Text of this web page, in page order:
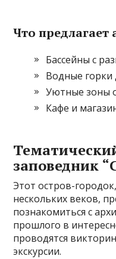
Что предлагает
Бассейны с
Водные горки
Уютные зоны
Кафе и
заповедник
Этот остров-
нескольких веков,
познакомиться с
прошлого в
проводятся
экскурсии.